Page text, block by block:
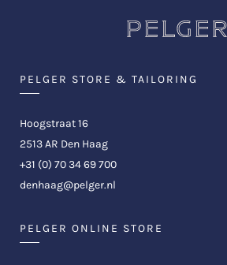
PELGER STORE & TAILORING
Hoogstraat 16
2513 AR Den Haag
+31 (0) 70 34 69 700
denhaag@pelger.nl
PELGER ONLINE STORE